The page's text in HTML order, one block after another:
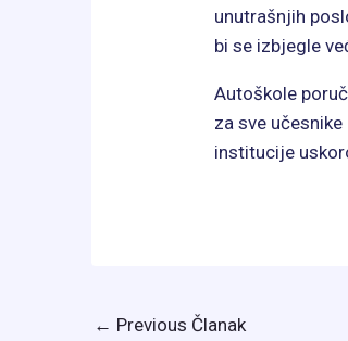
unutrašnjih
bi se izbjegle
Autoškole
za sve
institucije
← Previous Članak